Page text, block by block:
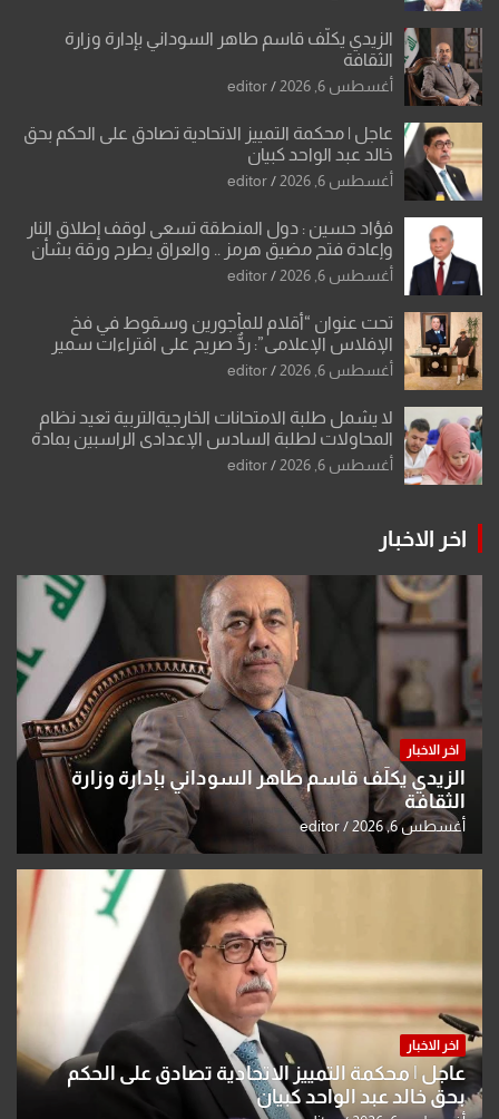
الزيدي يكلّف قاسم طاهر السوداني بإدارة وزارة
الثقافة
أغسطس 6, 2026 editor
عاجل | محكمة التمييز الاتحادية تصادق على الحكم بحق
خالد عبد الواحد كبيان
أغسطس 6, 2026 editor
فؤاد حسين : دول المنطقة تسعى لوقف إطلاق النار
وإعادة فتح مضيق هرمز .. والعراق يطرح ورقة بشأن
تحولات القدس
أغسطس 6, 2026 editor
تحت عنوان “أقلام للمأجورين وسقوط في فخ
الإفلاس الإعلامي”: ردٌّ صريح على افتراءات سمير
الشكرجي
أغسطس 6, 2026 editor
لا يشمل طلبة الامتحانات الخارجيةالتربية تعيد نظام
المحاولات لطلبة السادس الإعدادي الراسبين بمادة
أو مادتين
أغسطس 6, 2026 editor
اخر الاخبار
اخر الاخبار
الزيدي يكلّف قاسم طاهر السوداني بإدارة وزارة
الثقافة
أغسطس 6, 2026 editor
اخر الاخبار
عاجل | محكمة التمييز الاتحادية تصادق على الحكم
بحق خالد عبد الواحد كبيان